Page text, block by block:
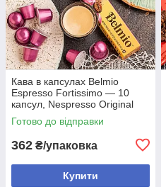
Кава в капсулах Belmio
Espresso Fortissimo — 10
капсул, Nespresso Original
Готово до відправки
362 ₴/упаковка
Купити